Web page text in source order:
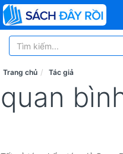
Trang chủ Tác giả
quan